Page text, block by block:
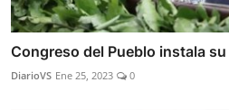
Congreso del Pueblo instala
DiarioVS Ene 25, 2023 0